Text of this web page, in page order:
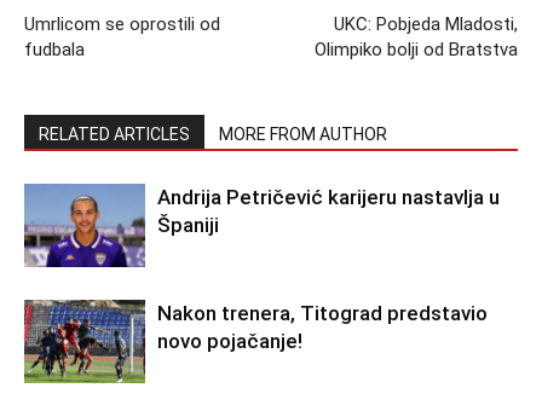
Umrlicom se oprostili od
fudbala
UKC: Pobjeda Mladosti,
Olimpiko bolji od Bratstva
RELATED ARTICLES MORE FROM AUTHOR
Andrija Petričević karijeru nastavlja u
Španiji
Nakon trenera, Titograd predstavio
novo pojačanje!